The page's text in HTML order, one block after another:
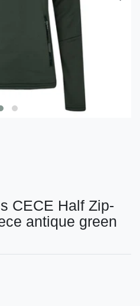
CECE Half Zip-
antique green